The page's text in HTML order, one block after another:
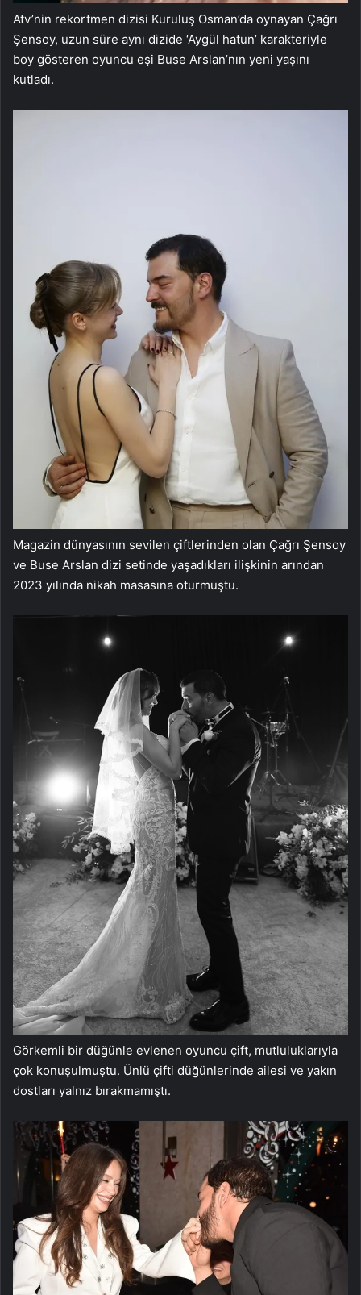
Atv’nin rekortmen dizisi Kuruluş Osman’da oynayan Çağrı
Şensoy, uzun süre aynı dizide ‘Aygül hatun’ karakteriyle
boy gösteren oyuncu eşi Buse Arslan’nın yeni yaşını
kutladı.
Magazin dünyasının sevilen çiftlerinden olan Çağrı Şensoy
ve Buse Arslan dizi setinde yaşadıkları ilişkinin arından
2023 yılında nikah masasına oturmuştu.
Görkemli bir düğünle evlenen oyuncu çift, mutluluklarıyla
çok konuşulmuştu. Ünlü çifti düğünlerinde ailesi ve yakın
dostları yalnız bırakmamıştı.